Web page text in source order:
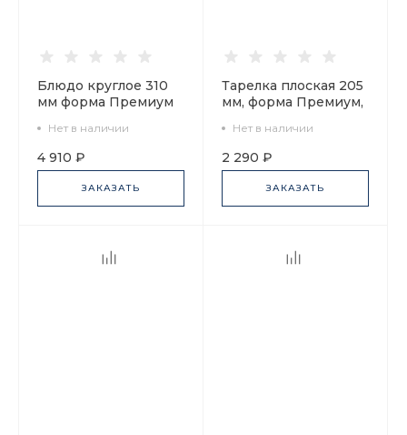
Блюдо круглое 310
мм форма Премиум
80.06313.00.1
Нет в наличии
4 910 ₽
ЗАКАЗАТЬ
Тарелка плоская 205
мм, форма Премиум,
гребешки, арт
80.49801.00.1
Нет в наличии
2 290 ₽
ЗАКАЗАТЬ